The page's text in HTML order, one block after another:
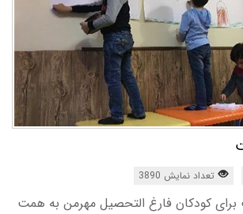
تعداد نمایش 3890
کودکان فارغ التحصیل مهرمن به همت